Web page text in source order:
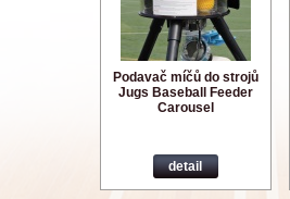
Podavač míčů do strojů
Jugs Baseball Feeder
Carousel
detail